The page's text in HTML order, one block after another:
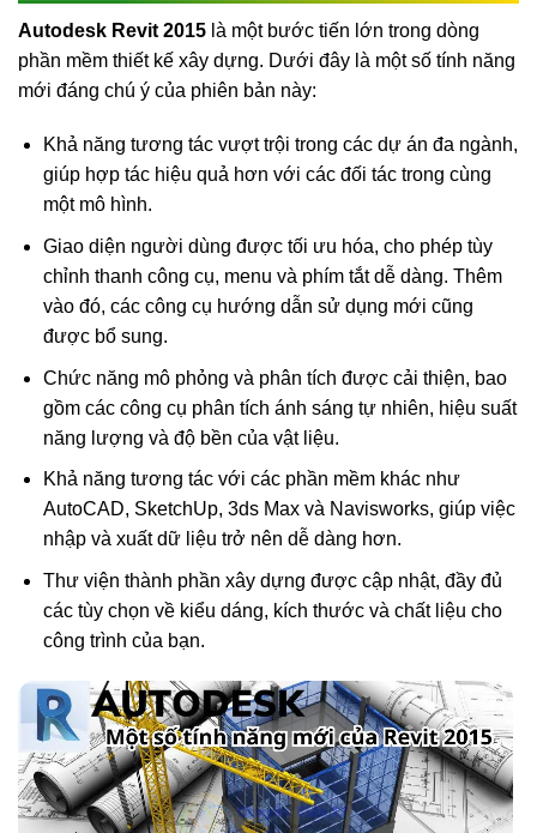
Autodesk Revit 2015 là một bước tiến lớn trong dòng
phần mềm thiết kế xây dựng. Dưới đây là một số tính năng
mới đáng chú ý của phiên bản này:
Khả năng tương tác vượt trội trong các dự án đa ngành,
giúp hợp tác hiệu quả hơn với các đối tác trong cùng
một mô hình.
Giao diện người dùng được tối ưu hóa, cho phép tùy
chỉnh thanh công cụ, menu và phím tắt dễ dàng. Thêm
vào đó, các công cụ hướng dẫn sử dụng mới cũng
được bổ sung.
Chức năng mô phỏng và phân tích được cải thiện, bao
gồm các công cụ phân tích ánh sáng tự nhiên, hiệu suất
năng lượng và độ bền của vật liệu.
Khả năng tương tác với các phần mềm khác như
AutoCAD, SketchUp, 3ds Max và Navisworks, giúp việc
nhập và xuất dữ liệu trở nên dễ dàng hơn.
Thư viện thành phần xây dựng được cập nhật, đầy đủ
các tùy chọn về kiểu dáng, kích thước và chất liệu cho
công trình của bạn.